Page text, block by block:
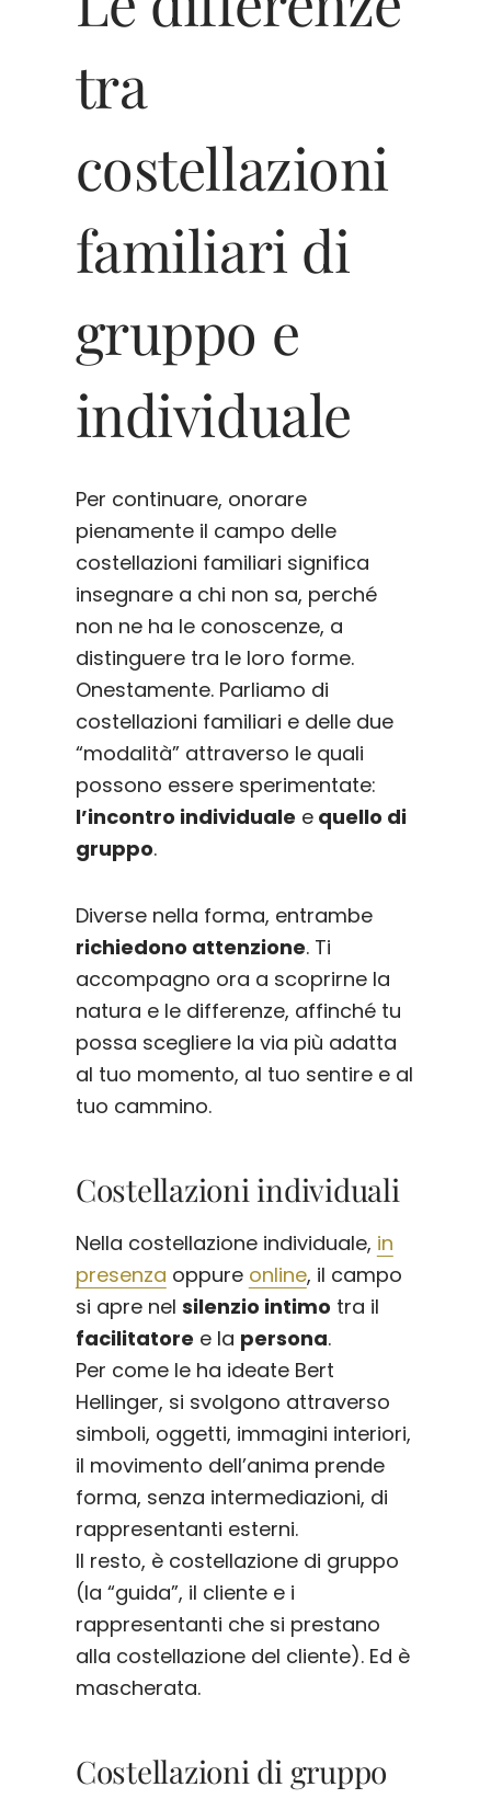
tra
costellazioni
familiari di
gruppo e
individuale
Per continuare, onorare
pienamente il campo delle
costellazioni familiari significa
insegnare a chi non sa, perché
non ne ha le conoscenze, a
distinguere tra le loro forme.
Onestamente. Parliamo di
costellazioni familiari e delle due
“modalità” attraverso le quali
possono essere sperimentate:
l’incontro individuale equello di
gruppo.
Diverse nella forma, entrambe
richiedono attenzione. Ti
accompagno ora a scoprirne la
natura e le differenze, affinché tu
possa scegliere la via più adatta
al tuo momento, al tuo sentire e al
tuo cammino.
Costellazioni individuali
Nella costellazione individuale, in
presenza oppure online, il campo
si apre nel silenzio intimo tra il
facilitatore e la persona.
Per come le ha ideate Bert
Hellinger, si svolgono attraverso
simboli, oggetti, immagini interiori,
il movimento dell’anima prende
forma, senza intermediazioni, di
rappresentanti esterni.
Il resto, è costellazione di gruppo
(la “guida”, il cliente e i
rappresentanti che si prestano
alla costellazione del cliente). Ed è
mascherata.
Costellazioni di gruppo